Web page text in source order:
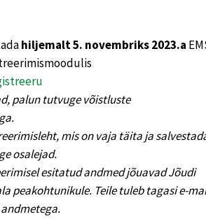
hiljemalt 5. novembriks 2023.a
palun tutvuge võistluste
mis on vaja täita ja
osalejad.
esitatud andmed jõuavad Jõudi
peakohtunikule. Teile tuleb tagasi e-